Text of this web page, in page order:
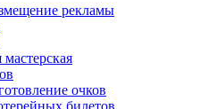
рекламы
очков
билетов